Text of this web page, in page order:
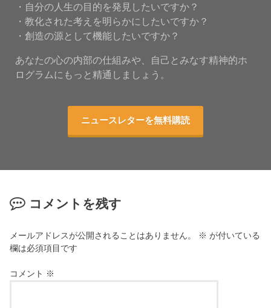
・自分の人生の目的を発見したいですか？
・教化された考えを明らかにしたいですか？
・創造の源として機能したいですか？
あなたの心の内部の仕組みや、自己とみなす精神的ホ
ログラムにもっと精通しましょう。
ニュースレターを無料購読
コメントを残す
メールアドレスが公開されることはありません。 ※ が付いている
欄は必須項目です
コメント ※